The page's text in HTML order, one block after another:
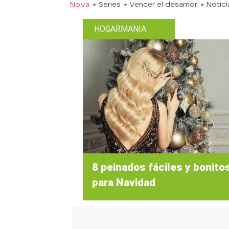
Nova » Series » Vencer el desamor »
HOGARMANIA
8 peinados fáciles y
para Navidad